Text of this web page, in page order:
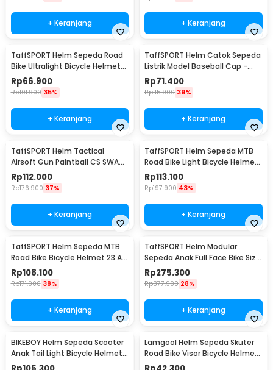
+ Keranjang + Keranjang
TaffSPORT Helm Sepeda Road
Bike Ultralight Bicycle Helmet
18 Air Vent - X40
Rp66.900
Rp101.900 35%
+ Keranjang
TaffSPORT Helm Catok Sepeda
Listrik Model Baseball Cap -
U25
Rp71.400
Rp115.900 39%
+ Keranjang
TaffSPORT Helm Tactical
Airsoft Gun Paintball CS SWAT
Helmet - MICH2000
Rp112.000
Rp176.900 37%
+ Keranjang
TaffSPORT Helm Sepeda MTB
Road Bike Light Bicycle Helmet
19 Air Vent - X15
Rp113.100
Rp197.900 43%
+ Keranjang
TaffSPORT Helm Sepeda MTB
Road Bike Bicycle Helmet 23 Air
Vent - Z10
Rp108.100
Rp171.900 38%
+ Keranjang
TaffSPORT Helm Modular
Sepeda Anak Full Face Bike Size
S - K20
Rp275.300
Rp377.900 28%
+ Keranjang
BIKEBOY Helm Sepeda Scooter
Anak Tail Light Bicycle Helmet
14 Air Vent - K10
Lamgool Helm Sepeda Skuter
Road Bike Visor Bicycle Helmet
4 Air Vent - U10